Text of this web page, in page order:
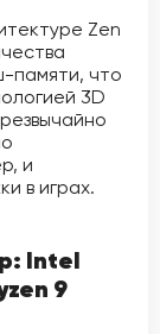
Zen
памяти, что
3D
и
в играх.
Intel
9